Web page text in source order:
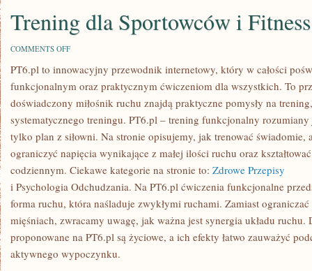
Trening dla Sportowców i
COMMENTS OFFON
DLA
SPORTOWCÓW
I
FITNESS
PODRÓŻNICZY
PT6.pl to innowacyjny przewodnik internetowy, który w całości
funkcjonalnym oraz praktycznym ćwiczeniom dla wszystkich. To
doświadczony miłośnik ruchu znajdą praktyczne pomysły na
systematycznego treningu. PT6.pl – trening funkcjonalny
tylko plan z siłowni. Na stronie opisujemy, jak trenować
ograniczyć napięcia wynikające z małej ilości ruchu oraz
codziennym. Ciekawe kategorie na stronie to: Zdrowe Przepisy
i Psychologia Odchudzania. Na PT6.pl ćwiczenia funkcjonalne
forma ruchu, która naśladuje zwykłymi ruchami. Zamiast
mięśniach, zwracamy uwagę, jak ważna jest synergia układu
proponowane na PT6.pl są życiowe, a ich efekty łatwo zauważyć
aktywnego wypoczynku.